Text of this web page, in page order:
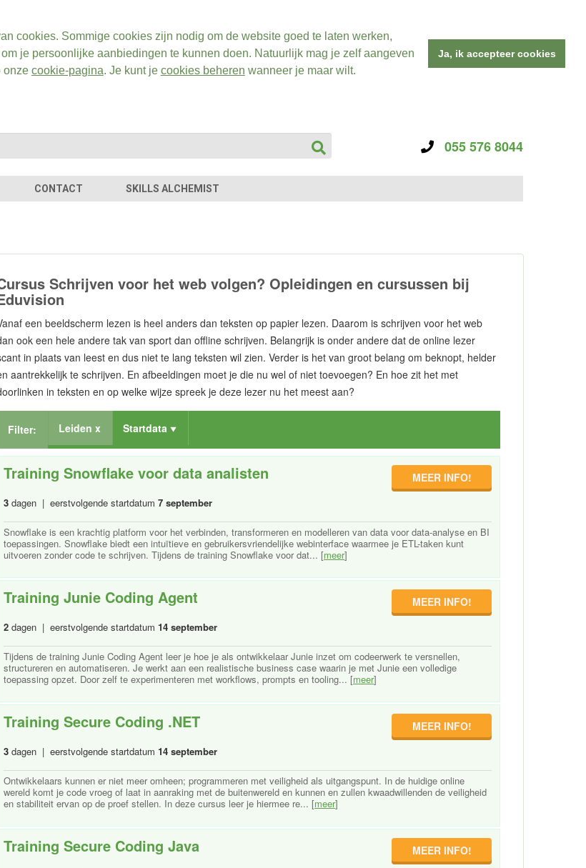
cookies. Sommige cookies zijn nodig om de website goed te laten werken,
je persoonlijke aanbiedingen te kunnen doen. Natuurlijk mag je zelf aangeven
onze cookie-pagina. Je kunt je cookies beheren wanneer je maar wilt.
Ja, ik accepteer cookies
055 576 8044
CONTACT SKILLS ALCHEMIST
Schrijven voor het web volgen? Opleidingen en cursussen bij
een beeldscherm lezen is heel anders dan teksten op papier lezen. Daarom is schrijven voor het web
ook een hele andere tak van sport dan offline schrijven. Belangrijk is onder andere dat de online lezer
in plaats van leest en dus niet te lang teksten wil zien. Verder is het van groot belang om beknopt, helder
aantrekkelijk te schrijven. En afbeeldingen moet je die nu wel of niet toevoegen? En hoe zit het met
in teksten en op welke wijze spreek je deze lezer nu het meest aan?
Filter: Leiden x Startdata
Training Snowflake voor data analisten
3 dagen | eerstvolgende startdatum 7 september
MEER INFO!
Snowflake is een krachtig platform voor het verbinden, transformeren en modelleren van data voor data-analyse en BI
toepassingen. Snowflake biedt een intuïtieve en gebruikersvriendelijke webinterface waarmee je ETL-taken kunt
uitvoeren zonder code te schrijven. Tijdens de training Snowflake voor dat... [meer]
Training Junie Coding Agent
2 dagen | eerstvolgende startdatum 14 september
MEER INFO!
Tijdens de training Junie Coding Agent leer je hoe je als ontwikkelaar Junie inzet om codeerwerk te versnellen,
structureren en automatiseren. Je werkt aan een realistische business case waarin je met Junie een volledige
toepassing opzet. Door zelf te experimenteren met workflows, prompts en tooling... [meer]
Training Secure Coding .NET
3 dagen | eerstvolgende startdatum 14 september
MEER INFO!
Ontwikkelaars kunnen er niet meer omheen; programmeren met veiligheid als uitgangspunt. In de huidige online
wereld komt je code vroeg of laat in aanraking met de buitenwereld en kunnen en zullen kwaadwillenden de veiligheid
en stabiliteit ervan op de proef stellen. In deze cursus leer je hiermee re... [meer]
Training Secure Coding Java MEER INFO!